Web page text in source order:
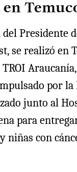
Presidente
se realizó en
por
junto al
para
niñas con